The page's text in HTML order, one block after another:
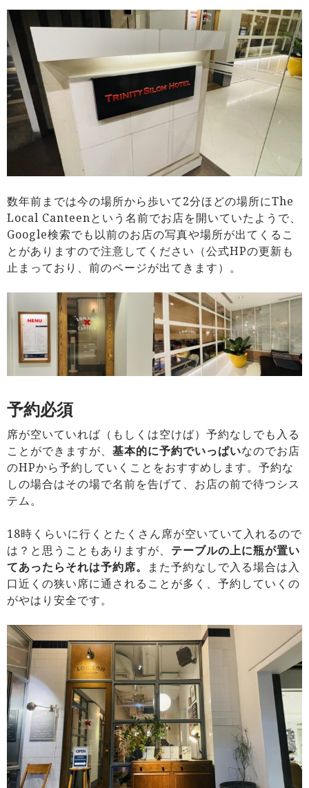
数年前までは今の場所から歩いて2分ほどの場所にThe
Local Canteenという名前でお店を開いていたようで、
Google検索でも以前のお店の写真や場所が出てくるこ
とがありますので注意してください（公式HPの更新も
止まっており、前のページが出てきます）。
予約必須
席が空いていれば（もしくは空けば）予約なしでも入る
ことができますが、 基本的に予約でいっぱいなのでお店
のHPから予約していくことをおすすめします。予約な
しの場合はその場で名前を告げて、お店の前で待つシス
テム。
18時くらいに行くとたくさん席が空いていて入れるので
は？と思うこともありますが、 テーブルの上に瓶が置い
てあったらそれは予約席。
また予約なしで入る場合は入
口近くの狭い席に通されることが多く、予約していくの
がやはり安全です。